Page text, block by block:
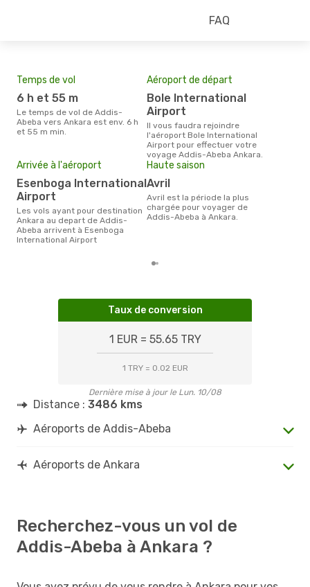
FAQ
Temps de vol
6 h et 55 m
Le temps de vol de Addis-
Abeba vers Ankara est env. 6 h
et 55 m min.
Aéroport de départ
Bole International
Airport
Il vous faudra rejoindre
l'aéroport Bole International
Airport pour effectuer votre
voyage Addis-Abeba Ankara.
Arrivée à l'aéroport
Esenboga International
Airport
Les vols ayant pour destination
Ankara au depart de Addis-
Abeba arrivent à Esenboga
International Airport
Haute saison
avril
avril est la période la plus
chargée pour voyager de
Addis-Abeba à Ankara.
Taux de conversion
1 EUR = 55.65 TRY
1 TRY = 0.02 EUR
Dernière mise à jour le Lun. 10/08
Distance : 3486 kms
Aéroports de Addis-Abeba
Aéroports de Ankara
Recherchez-vous un vol de
Addis-Abeba à Ankara ?